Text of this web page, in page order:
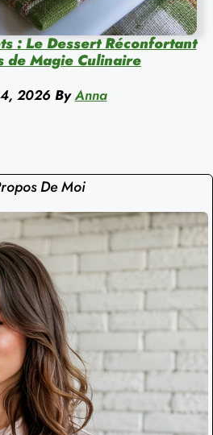
: Le Dessert Réconfortant
de Magie Culinaire
2026 By Anna
De Moi